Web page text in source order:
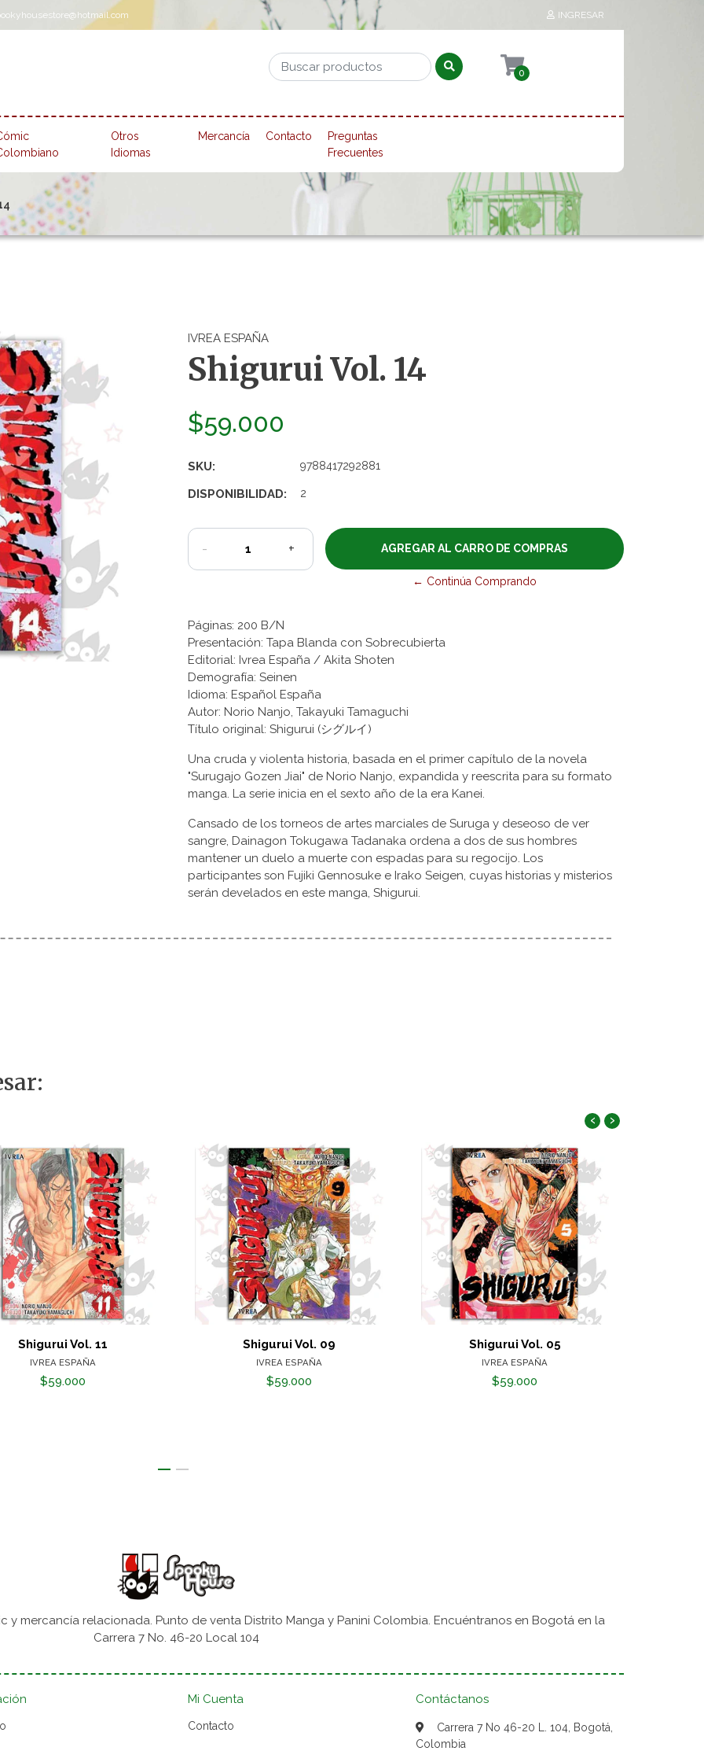
INGRESAR
0
Otros
Idiomas
Mercancía Contacto
Preguntas
Frecuentes
IVREA ESPAÑA
Shigurui Vol. 14
$59.000
SKU: 9788417292881
DISPONIBILIDAD: 2
- +
← Continúa Comprando
Páginas: 200 B/N
Presentación: Tapa Blanda con Sobrecubierta
Editorial: Ivrea España / Akita Shoten
Demografía: Seinen
Idioma: Español España
Autor: Norio Nanjo, Takayuki Tamaguchi
Título original: Shigurui (シグルイ)
Una cruda y violenta historia, basada en el primer capítulo de la novela
"Surugajo Gozen Jiai" de Norio Nanjo, expandida y reescrita para su formato
manga. La serie inicia en el sexto año de la era Kanei.
Cansado de los torneos de artes marciales de Suruga y deseoso de ver
sangre, Dainagon Tokugawa Tadanaka ordena a dos de sus hombres
mantener un duelo a muerte con espadas para su regocijo. Los
participantes son Fujiki Gennosuke e Irako Seigen, cuyas historias y misterios
serán develados en este manga, Shigurui.
Shigurui Vol. 11
IVREA ESPAÑA
$59.000
Shigurui Vol. 09
IVREA ESPAÑA
$59.000
Shigurui Vol. 05
IVREA ESPAÑA
$59.000
‹ ›
y mercancía relacionada. Punto de venta Distrito Manga y Panini Colombia. Encuéntranos en Bogotá en la
Carrera 7 No. 46-20 Local 104
Mi Cuenta
Contacto
Contáctanos
Carrera 7 No 46-20 L. 104, Bogotá,
Colombia